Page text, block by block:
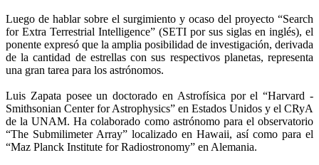
Luego de hablar sobre el surgimiento y ocaso del proyecto “Search
for Extra Terrestrial Intelligence” (SETI por sus siglas en inglés), el
ponente expresó que la amplia posibilidad de investigación, derivada
de la cantidad de estrellas con sus respectivos planetas, representa
una gran tarea para los astrónomos.
Luis Zapata posee un doctorado en Astrofísica por el “Harvard -
Smithsonian Center for Astrophysics” en Estados Unidos y el CRyA
de la UNAM. Ha colaborado como astrónomo para el observatorio
“The Submilimeter Array” localizado en Hawaii, así como para el
“Maz Planck Institute for Radiostronomy” en Alemania.